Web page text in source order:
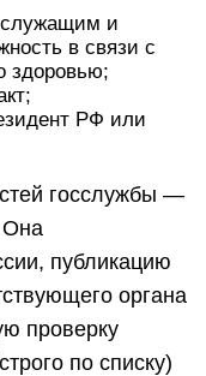
и
в связи с
здоровью;
РФ или
госслужбы —
Она
публикацию
органа
проверку
по списку)